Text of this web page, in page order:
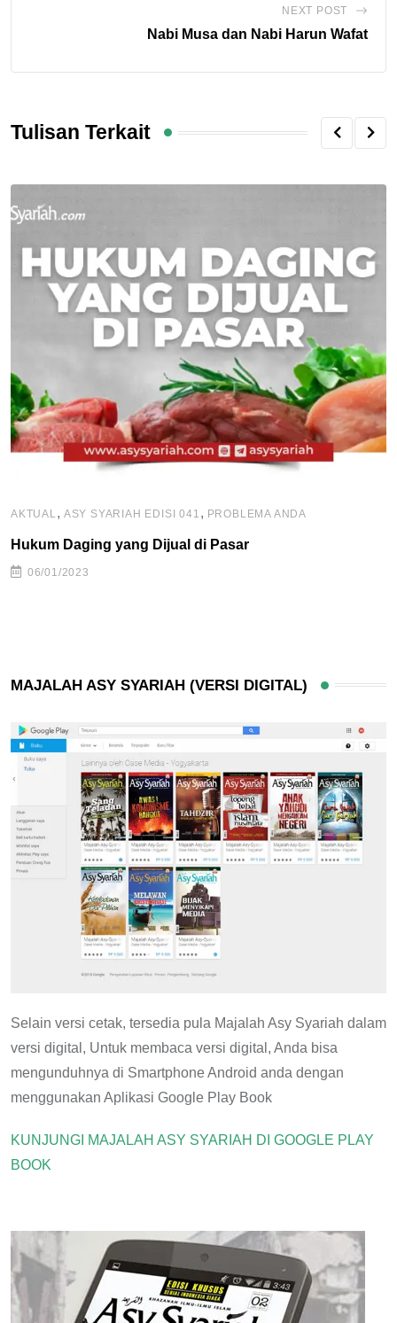
NEXT POST
Nabi Musa dan Nabi Harun Wafat
Tulisan Terkait
AKTUAL , ASY SYARIAH EDISI 041 , PROBLEMA ANDA
Hukum Daging yang Dijual di Pasar
06/01/2023
MAJALAH ASY SYARIAH (VERSI DIGITAL)
Selain versi cetak, tersedia pula Majalah Asy Syariah dalam
versi digital, Untuk membaca versi digital, Anda bisa
mengunduhnya di Smartphone Android anda dengan
menggunakan Aplikasi Google Play Book
KUNJUNGI MAJALAH ASY SYARIAH DI GOOGLE PLAY
BOOK